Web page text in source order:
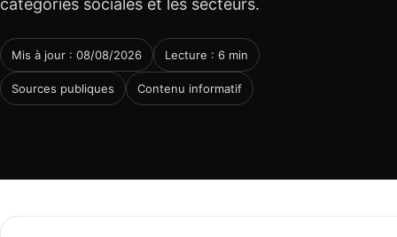
catégories sociales et les secteurs.
Mis à jour : 08/08/2026 Lecture : 6 min
Sources publiques Contenu informatif